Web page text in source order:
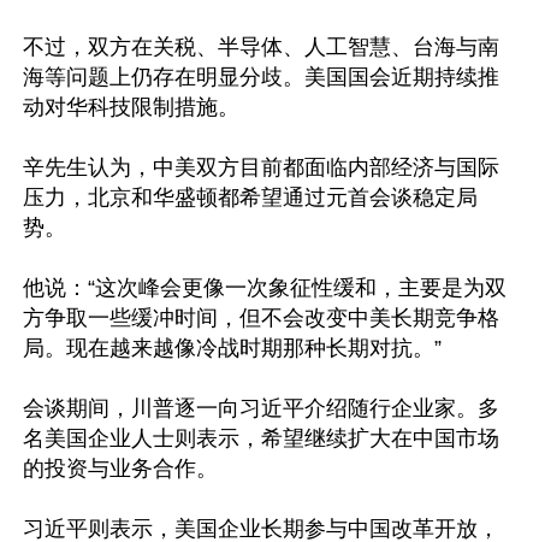
不过，双方在关税、半导体、人工智慧、台海与南
海等问题上仍存在明显分歧。美国国会近期持续推
动对华科技限制措施。
辛先生认为，中美双方目前都面临内部经济与国际
压力，北京和华盛顿都希望通过元首会谈稳定局
势。
他说：“这次峰会更像一次象征性缓和，主要是为双
方争取一些缓冲时间，但不会改变中美长期竞争格
局。现在越来越像冷战时期那种长期对抗。”
会谈期间，川普逐一向习近平介绍随行企业家。多
名美国企业人士则表示，希望继续扩大在中国市场
的投资与业务合作。
习近平则表示，美国企业长期参与中国改革开放，